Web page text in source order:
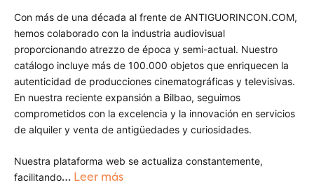
Con más de una década al frente de ANTIGUORINCON.COM,
hemos colaborado con la industria audiovisual
proporcionando atrezzo de época y semi-actual. Nuestro
catálogo incluye más de 100.000 objetos que enriquecen la
autenticidad de producciones cinematográficas y televisivas.
En nuestra reciente expansión a Bilbao, seguimos
comprometidos con la excelencia y la innovación en servicios
de alquiler y venta de antigüedades y curiosidades.
Nuestra plataforma web se actualiza constantemente,
facilitando… Leer más